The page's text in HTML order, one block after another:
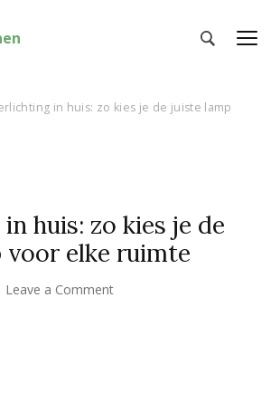
in huis: zo kies je de juiste lamp
huis: zo kies je de
voor elke ruimte
Leave a Commenton